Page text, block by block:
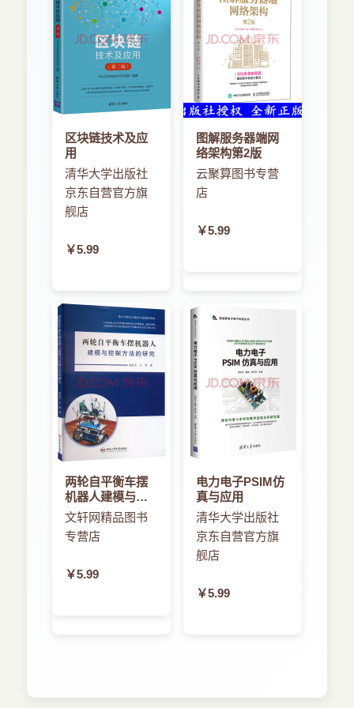
区块链技术及应
用
清华大学出版社
京东自营官方旗
舰店
￥5.99
图解服务器端网
络架构第2版
云聚算图书专营
店
￥5.99
两轮自平衡车摆
机器人建模与控
制方法的研究
文轩网精品图书
专营店
￥5.99
电力电子PSIM仿
真与应用
清华大学出版社
京东自营官方旗
舰店
￥5.99